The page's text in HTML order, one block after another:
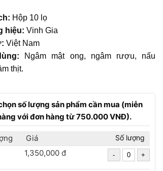
Hộp 10 lọ
hiệu:Vinh Gia
Việt Nam
Ngâm mật ong, ngâm rượu, nấu
thịt.
số lượng sản phẩm cần mua (miễn
với đơn hàng từ 750.000 VNĐ).
Giá Số lượng
1,350,000 đ